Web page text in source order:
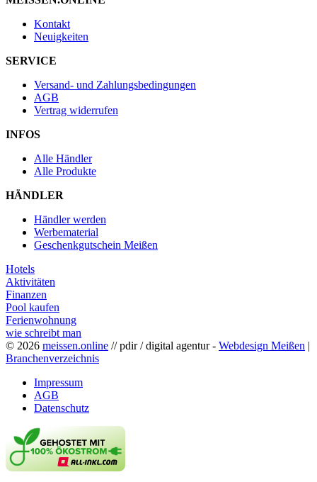
Kontakt
Neuigkeiten
SERVICE
Versand- und Zahlungsbedingungen
AGB
Vertrag widerrufen
INFOS
Alle Händler
Alle Produkte
HÄNDLER
Händler werden
Werbematerial
Geschenkgutschein Meißen
Hotels
Aktivitäten
Finanzen
Pool kaufen
Ferienwohnung
wie schreibt man
© 2026 meissen.online // pdir / digital agentur - Webdesign Meißen |
Branchenverzeichnis
Impressum
AGB
Datenschutz